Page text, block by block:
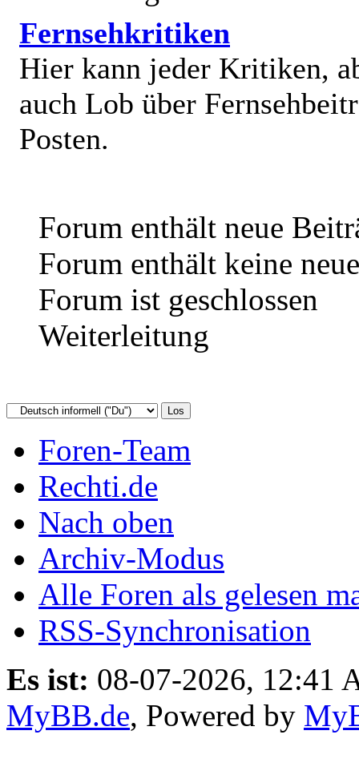
Fernsehkritiken
Hier kann jeder Kritiken,
auch Lob über
Posten.
Forum enthält neue
Forum enthält keine
Forum ist geschlossen
Weiterleitung
Foren-Team
Rechti.de
Nach oben
Archiv-Modus
Alle Foren als gelesen
RSS-Synchronisation
Es ist: 08-07-2026, 12:41
MyBB.de, Powered by